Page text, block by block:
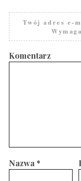
Twój adres e-
Komentarz
Nazwa *